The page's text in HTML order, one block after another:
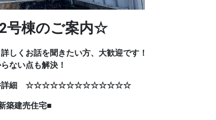
棟のご案内☆
しくお話を聞きたい方、大歓迎です！
ない点も解決！
細 ☆☆☆☆☆☆☆☆☆☆☆☆☆
築建売住宅■